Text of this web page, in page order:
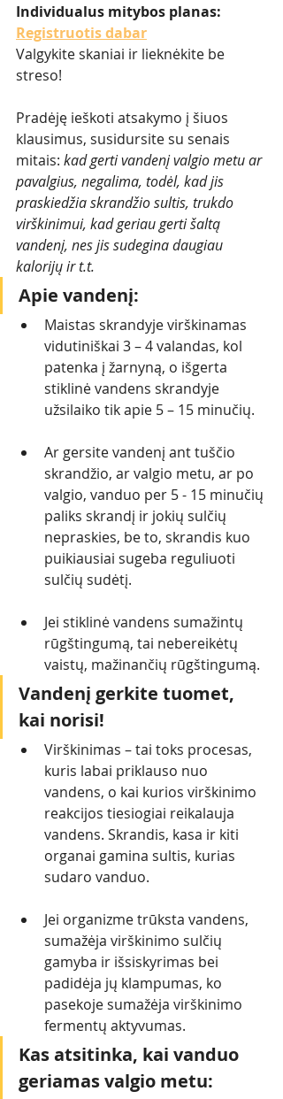
Individualus mitybos planas:
Registruotis dabar
Valgykite skaniai ir lieknėkite be
streso!
Pradėję ieškoti atsakymo į šiuos
klausimus, susidursite su senais
mitais: kad gerti vandenį valgio metu ar
pavalgius, negalima, todėl, kad jis
praskiedžia skrandžio sultis, trukdo
virškinimui, kad geriau gerti šaltą
vandenį, nes jis sudegina daugiau
kalorijų ir t.t.
Apie vandenį:
Maistas skrandyje virškinamas
vidutiniškai 3 – 4 valandas, kol
patenka į žarnyną, o išgerta
stiklinė vandens skrandyje
užsilaiko tik apie 5 – 15 minučių.
Ar gersite vandenį ant tuščio
skrandžio, ar valgio metu, ar po
valgio, vanduo per 5 - 15 minučių
paliks skrandį ir jokių sulčių
nepraskies, be to, skrandis kuo
puikiausiai sugeba reguliuoti
sulčių sudėtį.
Jei stiklinė vandens sumažintų
rūgštingumą, tai nebereikėtų
vaistų, mažinančių rūgštingumą.
Vandenį gerkite tuomet,
kai norisi!
Virškinimas – tai toks procesas,
kuris labai priklauso nuo
vandens, o kai kurios virškinimo
reakcijos tiesiogiai reikalauja
vandens. Skrandis, kasa ir kiti
organai gamina sultis, kurias
sudaro vanduo.
Jei organizme trūksta vandens,
sumažėja virškinimo sulčių
gamyba ir išsiskyrimas bei
padidėja jų klampumas, ko
pasekoje sumažėja virškinimo
fermentų aktyvumas.
Kas atsitinka, kai vanduo
geriamas valgio metu: